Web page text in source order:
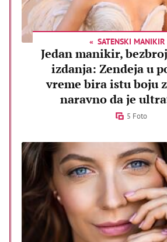
SATENSKI MANIKIR
Jedan manikir,
izdanja: Zendeja u
vreme bira istu boju
naravno da je
5 Foto